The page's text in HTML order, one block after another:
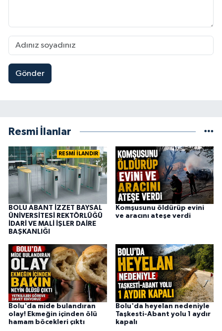
Gönder
Resmi İlanlar
RESMİ İLANDIR
BOLU ABANT İZZET BAYSAL
ÜNİVERSİTESİ REKTÖRLÜĞÜ
İDARİ VE MALİ İŞLER DAİRE
BAŞKANLIĞI
Komşusunu öldürüp evini
ve aracını ateşe verdi
Bolu'da mide bulandıran
olay! Ekmeğin içinden ölü
hamam böcekleri çıktı
Bolu'da heyelan nedeniyle
Taşkesti-Abant yolu 1 aydır
kapalı